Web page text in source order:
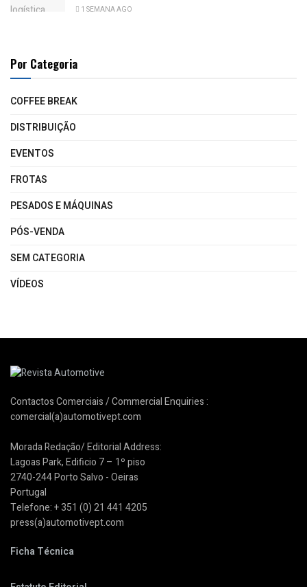
1 SEMANA AGO
Por Categoria
COFFEE BREAK
DISTRIBUIÇÃO
EVENTOS
FROTAS
PESADOS E MÁQUINAS
PÓS-VENDA
SEM CATEGORIA
VÍDEOS
Contactos Comerciais / Commercial Enquiries :
comercial(a)automotivept.com
Morada Redação/ Editorial Address:
Lagoas Park, Edificio 7 – 1º piso
2740-244 Porto Salvo - Oeiras
Portugal
Telefone: + 351 (0) 21 441 4205
press(a)automotivept.com
Ficha Técnica